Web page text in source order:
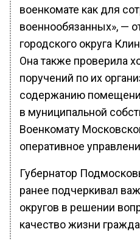
военкомате как для
военнообязанных», —
городского округа
Она также проверила
поручений по их
содержанию
в муниципальной
Военкомату
оперативное
Губернатор
ранее подчеркивал
округов в решении
качество жизни